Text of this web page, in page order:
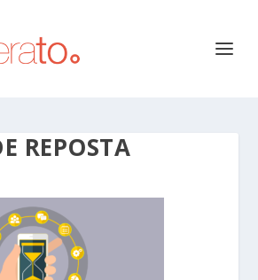
REPOSTA